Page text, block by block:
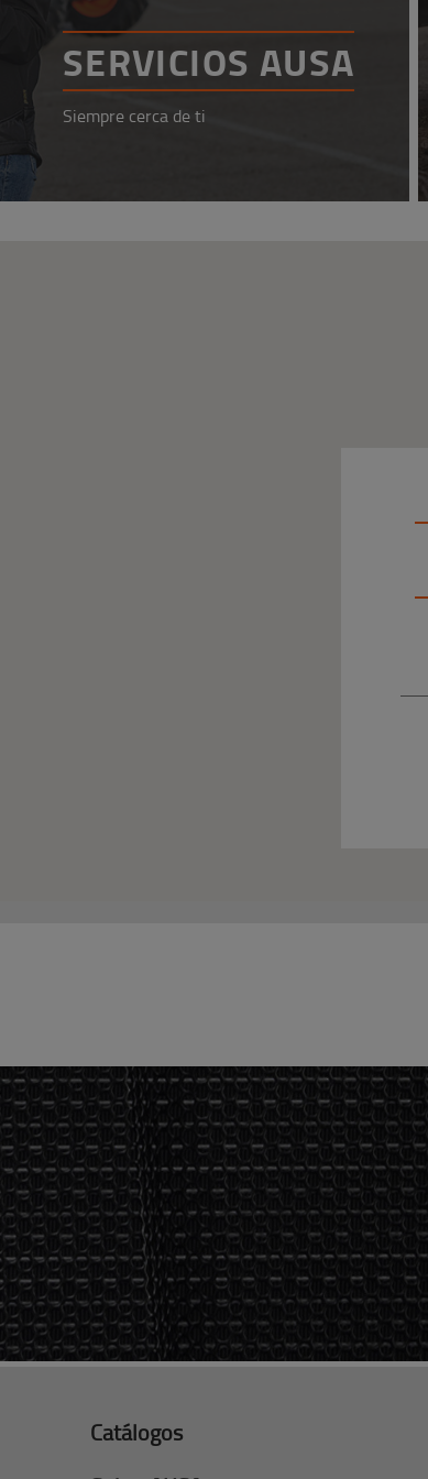
SERVICIOS AUSA
Siempre cerca de ti
Catálogos